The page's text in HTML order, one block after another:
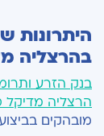
היתרונות
בהרצליה
הרצליה מדיקל
מובהקים